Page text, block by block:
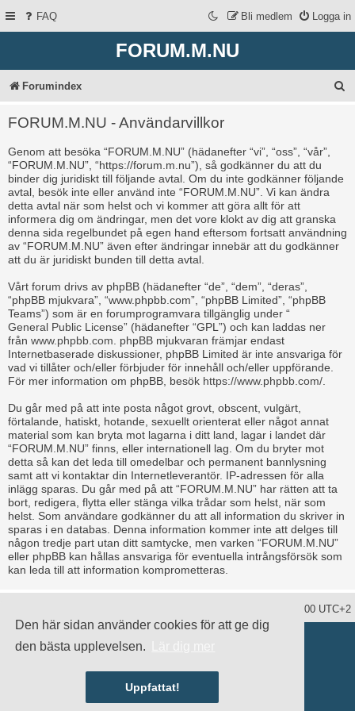
Den här sidan använder cookies för att ge dig
den bästa upplevelsen.
Uppfattat!
FAQ Logga in
Bli medlem
FORUM.M.NU
Forumindex
FORUM.M.NU - Användarvillkor
Genom att besöka “FORUM.M.NU” (hädanefter “vi”, “oss”, “vår”,
“FORUM.M.NU”, “https://forum.m.nu”), så godkänner du att du
binder dig juridiskt till följande avtal. Om du inte godkänner följande
avtal, besök inte eller använd inte “FORUM.M.NU”. Vi kan ändra
detta avtal när som helst och vi kommer att göra allt för att
informera dig om ändringar, men det vore klokt av dig att granska
denna sida regelbundet på egen hand eftersom fortsatt användning
av “FORUM.M.NU” även efter ändringar innebär att du godkänner
att du är juridiskt bunden till detta avtal.
Vårt forum drivs av phpBB (hädanefter “de”, “dem”, “deras”,
“phpBB mjukvara”, “www.phpbb.com”, “phpBB Limited”, “phpBB
Teams”) som är en forumprogramvara tillgänglig under “
General Public License” (hädanefter “GPL”) och kan laddas ner
från www.phpbb.com . phpBB mjukvaran främjar endast
Internetbaserade diskussioner, phpBB Limited är inte ansvariga för
vad vi tillåter och/eller förbjuder för innehåll och/eller uppförande.
För mer information om phpBB, besök https://www.phpbb.com/
Du går med på att inte posta något grovt, obscent, vulgärt,
förtalande, hatiskt, hotande, sexuellt orienterat eller något annat
material som kan bryta mot lagarna i ditt land, lagar i landet där
“FORUM.M.NU” finns, eller internationell lag. Om du bryter mot
detta så kan det leda till omedelbar och permanent bannlysning
samt att vi kontaktar din Internetleverantör. IP-adressen för alla
inlägg sparas. Du går med på att “FORUM.M.NU” har rätten att ta
bort, redigera, flytta eller stänga vilka trådar som helst, när som
helst. Som användare godkänner du att all information du skriver in
sparas i en databas. Denna information kommer inte att delges till
någon tredje part utan ditt samtycke, men varken “FORUM.M.NU”
eller phpBB kan hållas ansvariga för eventuella intrångsförsök som
kan leda till att information komprometteras.
Alla tidsangivelser är UTC+02:00 UTC+2
Swedish translation byphpBB Sweden
Användarvillkor